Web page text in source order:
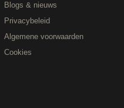
Blogs & nieuws
Privacybeleid
Algemene voorwaarden
Cookies